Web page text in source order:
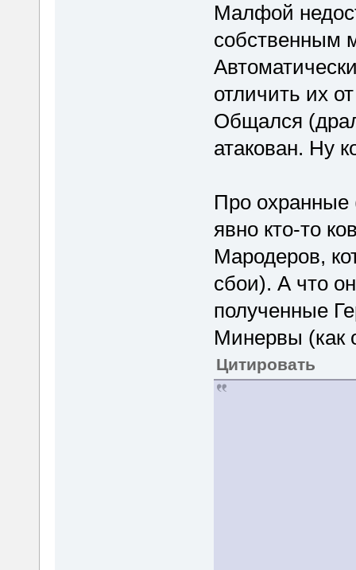
Малфой
собственным
отличить их
Общался
атакован. Ну
Про охранные
явно кто-то
Мародеров,
сбои). А что
полученные
Минервы (как
Цитировать